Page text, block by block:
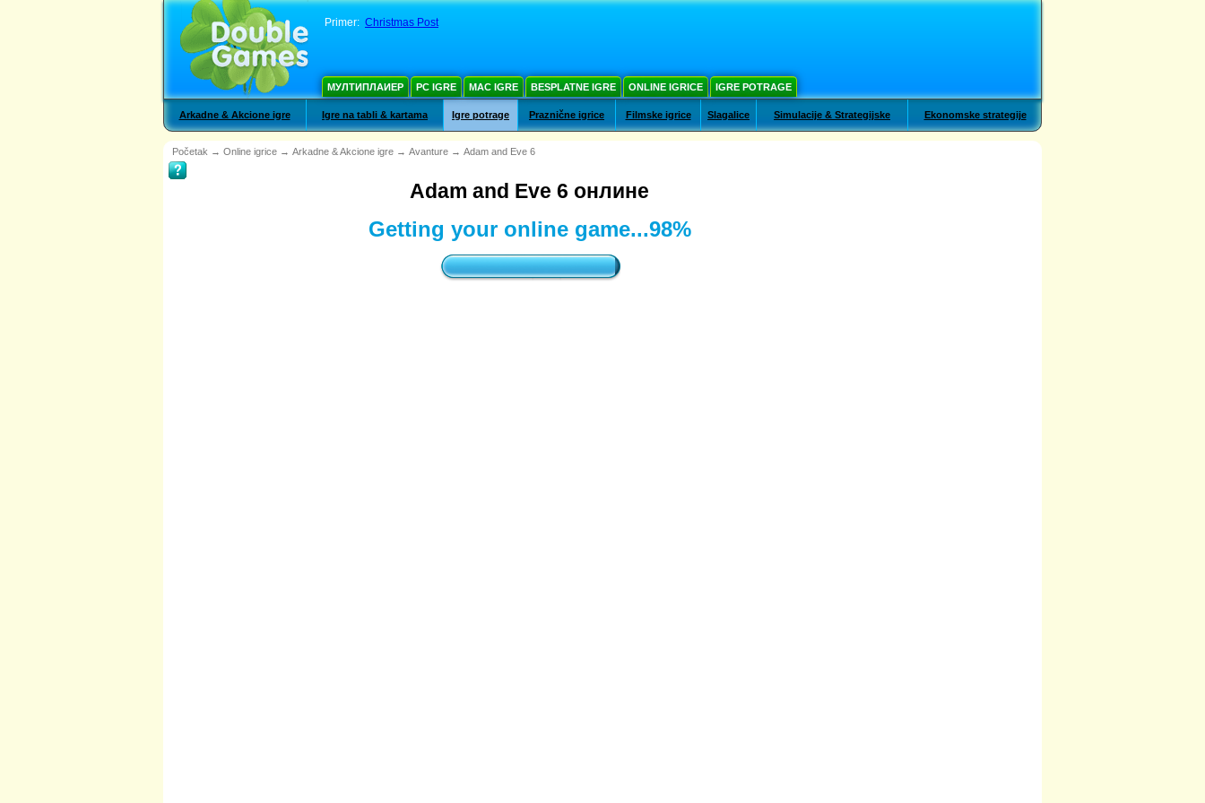
Primer: Christmas Post
МУЛТИПЛАИЕР PC IGRE MAC IGRE BESPLATNE IGRE ONLINE IGRICE IGRE POTRAGE
Arkadne & Akcione igre Igre na tabli & kartama Igre potrage Praznične igrice Filmske igrice Slagalice Simulacije & Strategijske Ekonomske strategije
Početak → Online igrice → Arkadne & Akcione igre → Avanture → Adam and Eve 6
Adam and Eve 6 онлине
Getting your online game...99%